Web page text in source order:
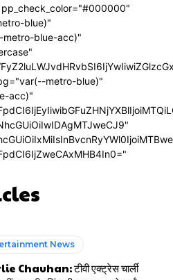
pp_check_color="#000000"
blue)"
metro-blue-acc)"
metro-blue)"
acc)"
News
Chauhan: टीवी एक्ट्रेस चार्ली